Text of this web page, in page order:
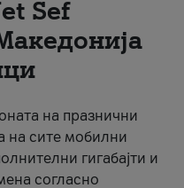
Sеf
на празнични
на сите мобилни
гигабајти и
согласно